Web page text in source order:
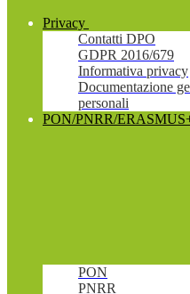
Privacy
Contatti DPO
GDPR 2016/679
Informativa privacy
Documentazione
personali
PON/PNRR/
PON
PNRR